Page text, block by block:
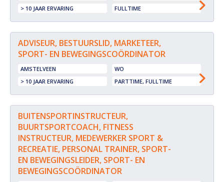
> 10 JAAR ERVARING
FULLTIME
ADVISEUR, BESTUURSLID, MARKETEER,
SPORT- EN BEWEGINGSCOÖRDINATOR
AMSTELVEEN
WO
> 10 JAAR ERVARING
PARTTIME, FULLTIME
BUITENSPORTINSTRUCTEUR,
BUURTSPORTCOACH, FITNESS
INSTRUCTEUR, MEDEWERKER SPORT &
RECREATIE, PERSONAL TRAINER, SPORT-
EN BEWEGINGSLEIDER, SPORT- EN
BEWEGINGSCOÖRDINATOR